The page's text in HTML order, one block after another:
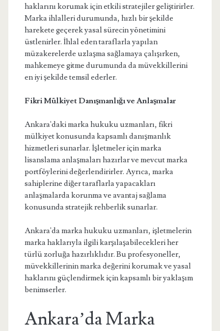
haklarını korumak için etkili stratejiler geliştirirler.
Marka ihlalleri durumunda, hızlı bir şekilde
harekete geçerek yasal sürecin yönetimini
üstlenirler. İhlal eden taraflarla yapılan
müzakerelerde uzlaşma sağlamaya çalışırken,
mahkemeye gitme durumunda da müvekkillerini
en iyi şekilde temsil ederler.
Fikri Mülkiyet Danışmanlığı ve Anlaşmalar
Ankara'daki marka hukuku uzmanları, fikri
mülkiyet konusunda kapsamlı danışmanlık
hizmetleri sunarlar. İşletmeler için marka
lisanslama anlaşmaları hazırlar ve mevcut marka
portföylerini değerlendirirler. Ayrıca, marka
sahiplerine diğer taraflarla yapacakları
anlaşmalarda korunma ve avantaj sağlama
konusunda stratejik rehberlik sunarlar.
Ankara'da marka hukuku uzmanları, işletmelerin
marka haklarıyla ilgili karşılaşabilecekleri her
türlü zorluğa hazırlıklıdır. Bu profesyoneller,
müvekkillerinin marka değerini korumak ve yasal
haklarını güçlendirmek için kapsamlı bir yaklaşım
benimserler.
Ankara’da Marka